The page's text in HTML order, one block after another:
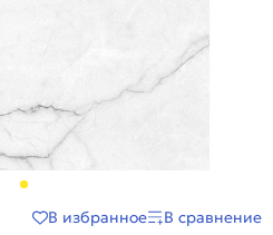
В избранное
В сравнение